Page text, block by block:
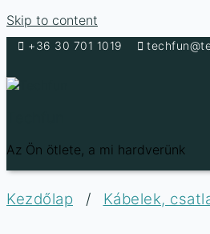
Skip to content
+36 30 701 1019
Az Ön ötlete, a mi hardverünk
Kezdőlap / Kábelek,